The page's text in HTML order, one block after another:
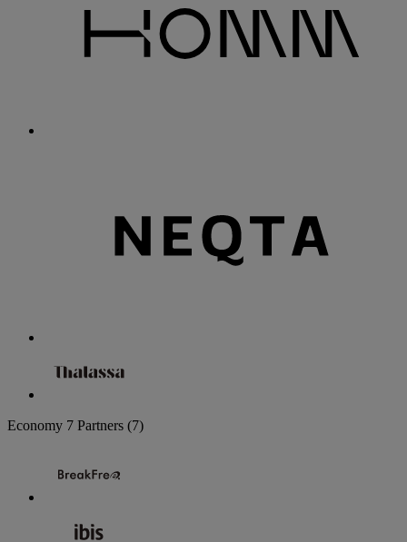
Economy 7 Partners (7)